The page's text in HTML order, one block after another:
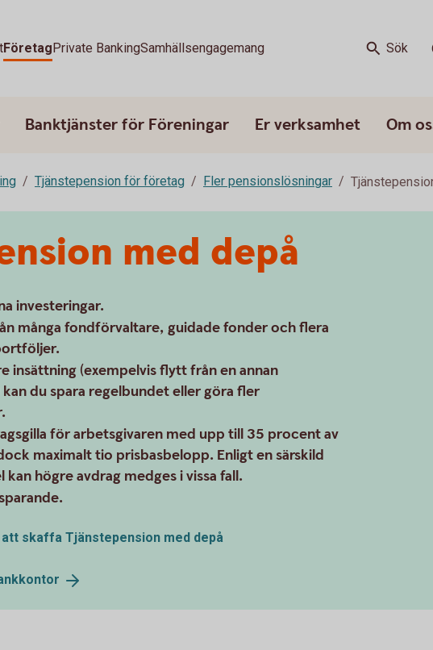
FöretagPrivate BankingSamhällsengagemang Sök
Banktjänster för Föreningar Er verksamhet Om
Tjänstepension för företag Fler pensionslösningar
med depå
investeringar.
många fondförvaltare, guidade fonder och flera
insättning (exempelvis flytt från en annan
du spara regelbundet eller göra fler
för arbetsgivaren med upp till 35 procent av
maximalt tio prisbasbelopp. Enligt en särskild
högre avdrag medges i vissa fall.
att skaffa Tjänstepension med depå